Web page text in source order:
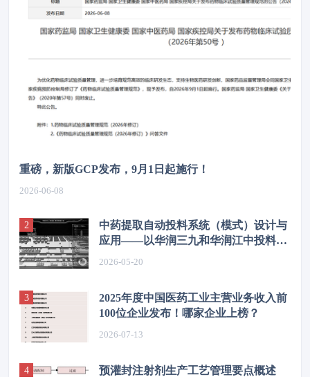
重磅，新版GCP发布，9月1日起施行！
2026-06-08
中药提取自动投料系统（模式）设计与
应用——以华润三九和华润江中投料系
2026-05-20
2025年度中国医药工业主营业务收入前
100位企业发布！哪家企业上榜？
2026-07-13
预灌封注射剂生产工艺管理要点概述